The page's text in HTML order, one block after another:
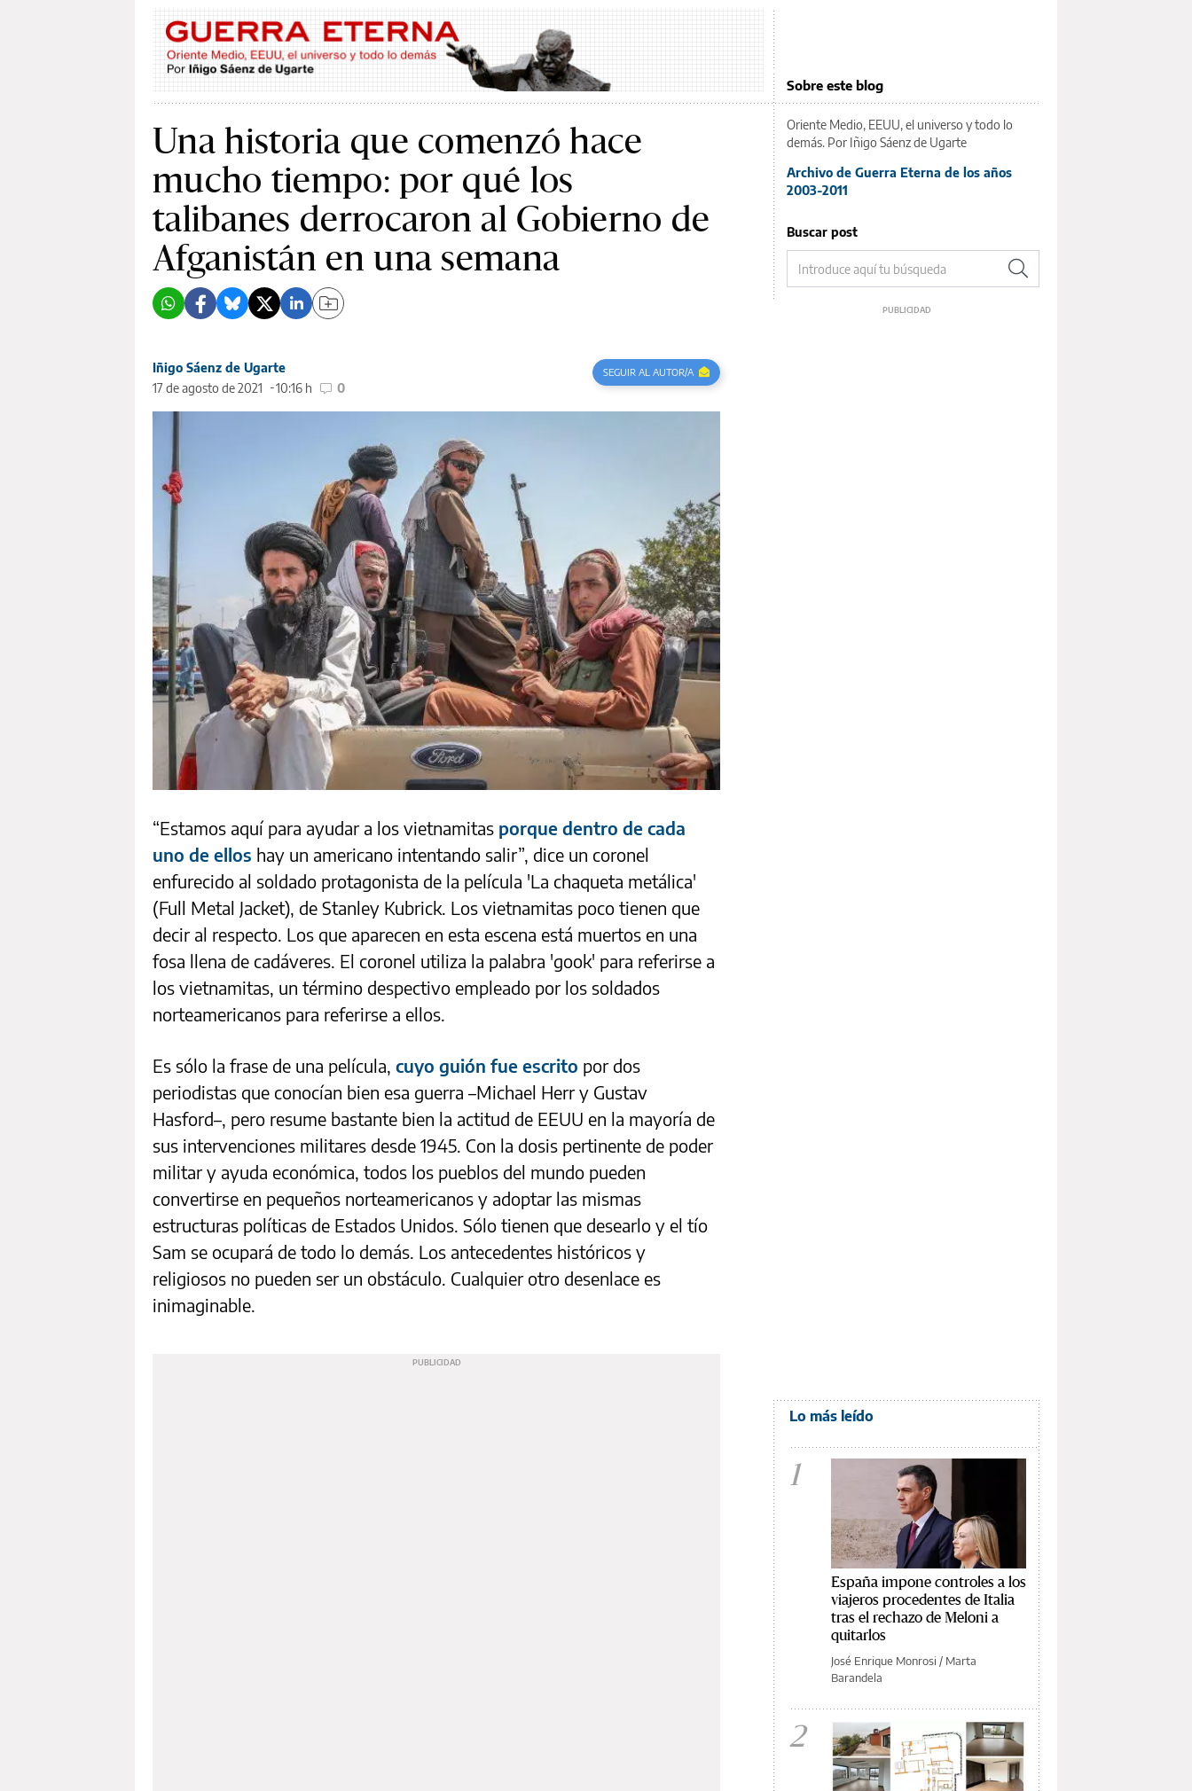
Una historia que comenzó hace
mucho tiempo: por qué los
talibanes derrocaron al Gobierno de
Afganistán en una semana
Iñigo Sáenz de Ugarte
17 de agosto de 2021
10:16 h 0
SEGUIR AL AUTOR/A
“Estamos aquí para ayudar a los vietnamitas porque dentro de cada
uno de ellos hay un americano intentando salir”, dice un coronel
enfurecido al soldado protagonista de la película 'La chaqueta metálica'
(Full Metal Jacket), de Stanley Kubrick. Los vietnamitas poco tienen que
decir al respecto. Los que aparecen en esta escena está muertos en una
fosa llena de cadáveres. El coronel utiliza la palabra 'gook' para referirse a
los vietnamitas, un término despectivo empleado por los soldados
norteamericanos para referirse a ellos.
Es sólo la frase de una película, cuyo guión fue escrito por dos
periodistas que conocían bien esa guerra –Michael Herr y Gustav
Hasford–, pero resume bastante bien la actitud de EEUU en la mayoría de
sus intervenciones militares desde 1945. Con la dosis pertinente de poder
militar y ayuda económica, todos los pueblos del mundo pueden
convertirse en pequeños norteamericanos y adoptar las mismas
estructuras políticas de Estados Unidos. Sólo tienen que desearlo y el tío
Sam se ocupará de todo lo demás. Los antecedentes históricos y
religiosos no pueden ser un obstáculo. Cualquier otro desenlace es
inimaginable.
Sobre este blog
Oriente Medio, EEUU, el universo y todo lo
demás. Por Iñigo Sáenz de Ugarte
Archivo de Guerra Eterna de los años
2003-2011
Buscar post
Lo más leído
1
España impone controles a los
viajeros procedentes de Italia
tras el rechazo de Meloni a
quitarlos
José Enrique Monrosi / Marta
Barandela
2